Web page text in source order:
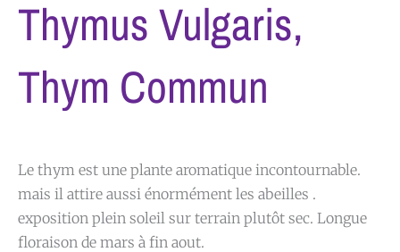
Thymus Vulgaris,
Thym Commun
Le thym est une plante aromatique incontournable.
mais il attire aussi énormément les abeilles .
exposition plein soleil sur terrain plutôt sec. Longue
floraison de mars à fin aout.